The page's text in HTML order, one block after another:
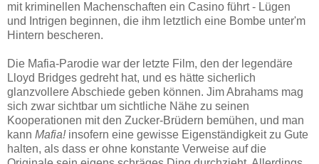
mit kriminellen Machenschaften ein Casino führt - Lügen
und Intrigen beginnen, die ihm letztlich eine Bombe unter'm
Hintern bescheren.
Die Mafia-Parodie war der letzte Film, den der legendäre
Lloyd Bridges gedreht hat, und es hätte sicherlich
glanzvollere Abschiede geben können. Jim Abrahams mag
sich zwar sichtbar um sichtliche Nähe zu seinen
Kooperationen mit den Zucker-Brüdern bemühen, und man
kann Mafia!insofern eine gewisse Eigenständigkeit zu Gute
halten, als dass er ohne konstante Verweise auf die